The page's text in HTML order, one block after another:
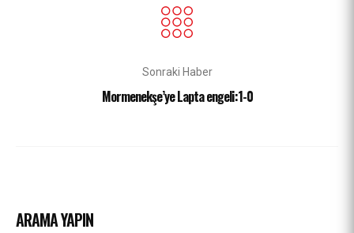
Sonraki Haber
Mormenekşe’ye Lapta engeli:1-0
ARAMA YAPIN